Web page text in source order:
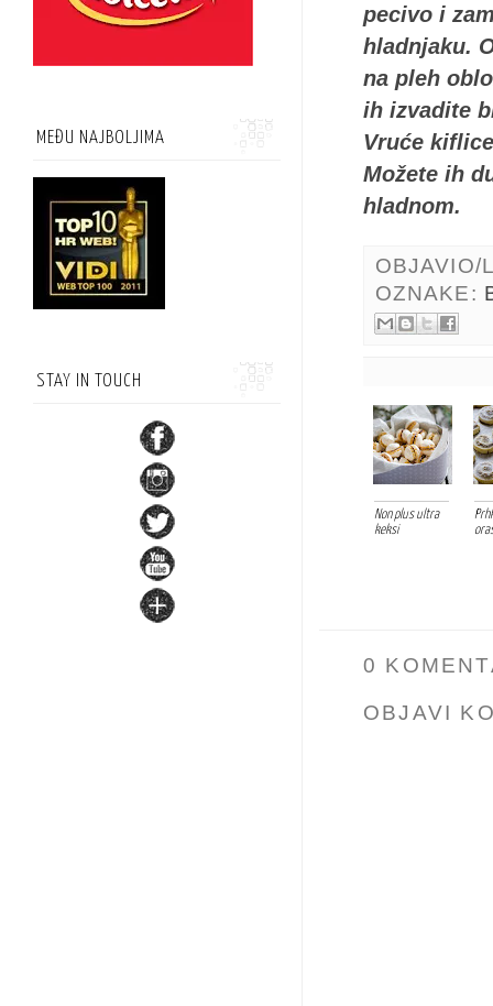
pecivo i
hladnjaku.
na pleh
ih izvadite
Vruće
Možete ih
hladnom.
OBJAVIO/
OZNAKE:
Non plus ultra
keksi
0
OBJAVI
MEĐU NAJBOLJIMA
STAY IN TOUCH